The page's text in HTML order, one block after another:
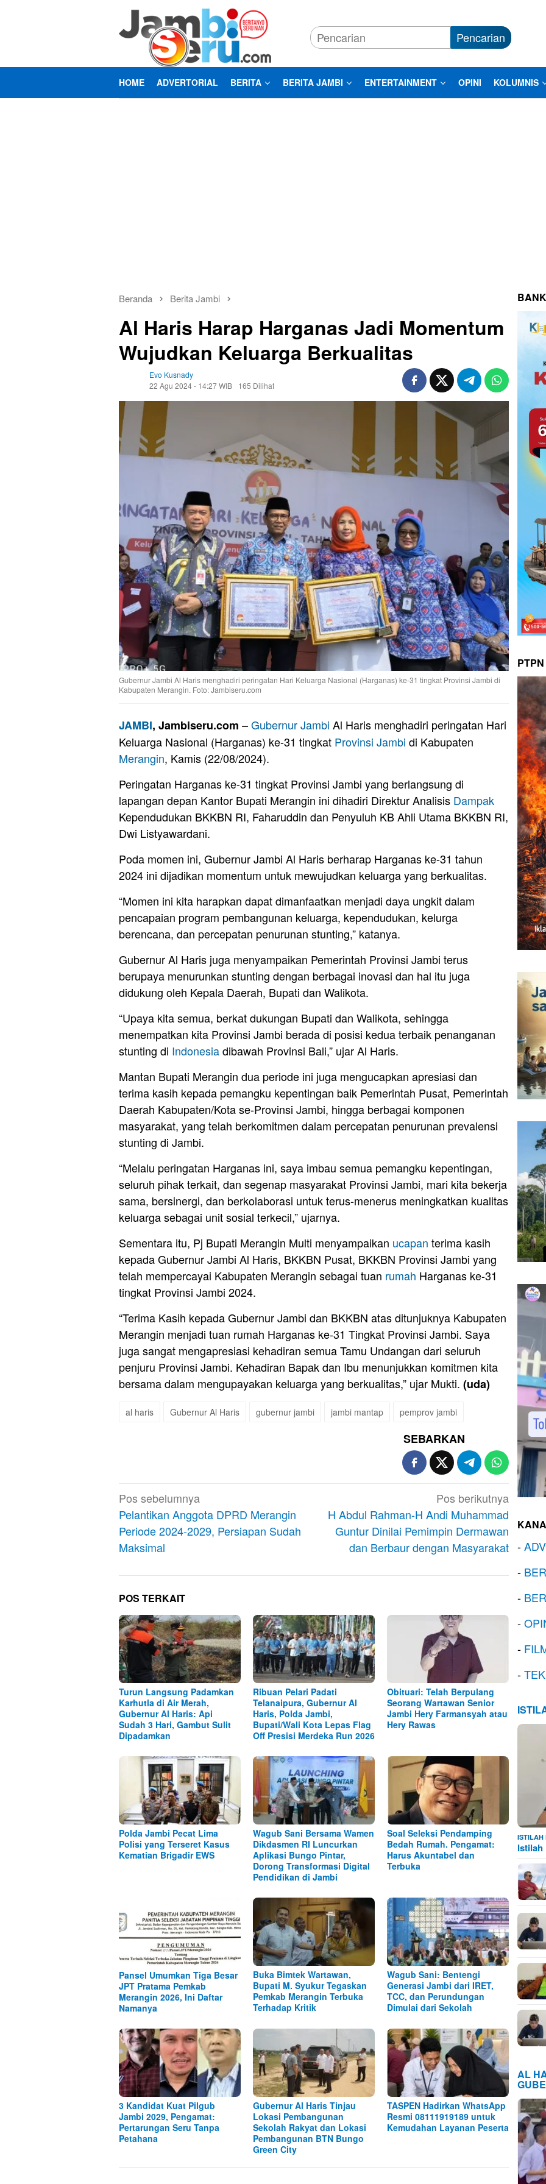
Pencarian
HOME ADVERTORIAL BERITA BERITA JAMBI ENTERTAINMENT OPINI KOLUMNIS
Beranda Berita Jambi
Al Haris Harap Harganas Jadi Momentum
Wujudkan Keluarga Berkualitas
Evo Kusnady
22 Agu 2024 - 14:27 WIB
165 Dilihat
Gubernur Jambi Al Haris menghadiri peringatan Hari Keluarga Nasional (Harganas) ke-31 tingkat Provinsi Jambi di
Kabupaten Merangin. Foto: Jambiseru.com
JAMBI, Jambiseru.com –Gubernur Jambi Al Haris menghadiri peringatan Hari
Keluarga Nasional (Harganas) ke-31 tingkat Provinsi Jambi di Kabupaten
Merangin, Kamis (22/08/2024).
Peringatan Harganas ke-31 tingkat Provinsi Jambi yang berlangsung di
lapangan depan Kantor Bupati Merangin ini dihadiri Direktur Analisis Dampak
Kependudukan BKKBN RI, Faharuddin dan Penyuluh KB Ahli Utama BKKBN RI,
Dwi Listyawardani.
Poda momen ini, Gubernur Jambi Al Haris berharap Harganas ke-31 tahun
2024 ini dijadikan momentum untuk mewujudkan keluarga yang berkualitas.
“Momen ini kita harapkan dapat dimanfaatkan menjadi daya ungkit dalam
pencapaian program pembangunan keluarga, kependudukan, kelurga
berencana, dan percepatan penurunan stunting,” katanya.
Gubernur Al Haris juga menyampaikan Pemerintah Provinsi Jambi terus
berupaya menurunkan stunting dengan berbagai inovasi dan hal itu juga
didukung oleh Kepala Daerah, Bupati dan Walikota.
“Upaya kita semua, berkat dukungan Bupati dan Walikota, sehingga
menempatkan kita Provinsi Jambi berada di posisi kedua terbaik penanganan
stunting di Indonesiadibawah Provinsi Bali,” ujar Al Haris.
Mantan Bupati Merangin dua periode ini juga mengucapkan apresiasi dan
terima kasih kepada pemangku kepentingan baik Pemerintah Pusat, Pemerintah
Daerah Kabupaten/Kota se-Provinsi Jambi, hingga berbagai komponen
masyarakat, yang telah berkomitmen dalam percepatan penurunan prevalensi
stunting di Jambi.
“Melalu peringatan Harganas ini, saya imbau semua pemangku kepentingan,
seluruh pihak terkait, dan segenap masyarakat Provinsi Jambi, mari kita bekerja
sama, bersinergi, dan berkolaborasi untuk terus-menerus meningkatkan kualitas
keluarga sebagai unit sosial terkecil,” ujarnya.
Sementara itu, Pj Bupati Merangin Multi menyampaikan ucapan terima kasih
kepada Gubernur Jambi Al Haris, BKKBN Pusat, BKKBN Provinsi Jambi yang
telah mempercayai Kabupaten Merangin sebagai tuan rumah Harganas ke-31
tingkat Provinsi Jambi 2024.
“Terima Kasih kepada Gubernur Jambi dan BKKBN atas ditunjuknya Kabupaten
Merangin menjadi tuan rumah Harganas ke-31 Tingkat Provinsi Jambi. Saya
juga sangat mengapresiasi kehadiran semua Tamu Undangan dari seluruh
penjuru Provinsi Jambi. Kehadiran Bapak dan Ibu menunjukkan komitmen kita
bersama dalam mengupayakan keluarga yang berkualitas,” ujar Mukti. (uda)
al haris Gubernur Al Haris gubernur jambi jambi mantap pemprov jambi
SEBARKAN
Navigasi
pos
Pos sebelumnya
Pelantikan Anggota DPRD Merangin
Periode 2024-2029, Persiapan Sudah
Maksimal
Pos berikutnya
H Abdul Rahman-H Andi Muhammad
Guntur Dinilai Pemimpin Dermawan
dan Berbaur dengan Masyarakat
POS TERKAIT
Turun Langsung Padamkan
Karhutla di Air Merah,
Gubernur Al Haris: Api
Sudah 3 Hari, Gambut Sulit
Dipadamkan
Ribuan Pelari Padati
Telanaipura, Gubernur Al
Haris, Polda Jambi,
Bupati/Wali Kota Lepas Flag
Off Presisi Merdeka Run 2026
Obituari: Telah Berpulang
Seorang Wartawan Senior
Jambi Hery Farmansyah atau
Hery Rawas
Polda Jambi Pecat Lima
Polisi yang Terseret Kasus
Kematian Brigadir EWS
Wagub Sani Bersama Wamen
Dikdasmen RI Luncurkan
Aplikasi Bungo Pintar,
Dorong Transformasi Digital
Pendidikan di Jambi
Soal Seleksi Pendamping
Bedah Rumah. Pengamat:
Harus Akuntabel dan
Terbuka
Pansel Umumkan Tiga Besar
JPT Pratama Pemkab
Merangin 2026, Ini Daftar
Namanya
Buka Bimtek Wartawan,
Bupati M. Syukur Tegaskan
Pemkab Merangin Terbuka
Terhadap Kritik
Wagub Sani: Bentengi
Generasi Jambi dari IRET,
TCC, dan Perundungan
Dimulai dari Sekolah
3 Kandidat Kuat Pilgub
Jambi 2029, Pengamat:
Pertarungan Seru Tanpa
Petahana
Gubernur Al Haris Tinjau
Lokasi Pembangunan
Sekolah Rakyat dan Lokasi
Pembangunan BTN Bungo
Green City
TASPEN Hadirkan WhatsApp
Resmi 08111919189 untuk
Kemudahan Layanan Peserta
-
-
-
-
-
-
ISTILAH
Istilah
AL